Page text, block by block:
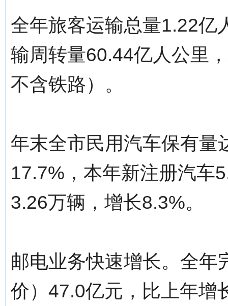
全年旅客运输总量1.22亿
输周转量60.44亿人公里
不含铁路）。
年末全市民用汽车保有量
17.7%，本年新注册汽车
3.26万辆，增长8.3%。
邮电业务快速增长。全年
价）47.0亿元，比上年增